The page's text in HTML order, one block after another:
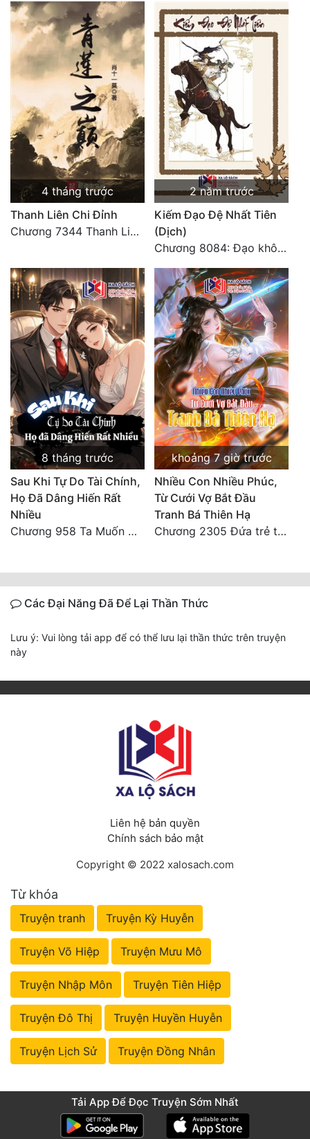
4 tháng trước
Thanh Liên Chi Đỉnh
Chương 7344 Thanh Liên đỉnh (Đại kết cục) (2) HẾT.
2 năm trước
Kiếm Đạo Đệ Nhất Tiên
(Dịch)
Chương 8084: Đạo không bờ bến (Đại kết cục) (10)
8 tháng trước
Sau Khi Tự Do Tài Chính,
Họ Đã Dâng Hiến Rất
Nhiều
Chương 958 Ta Muốn Cùng Các Cô Vĩnh Viễn Ở Bên Nhau (2) Hết
khoảng 7 giờ trước
Nhiều Con Nhiều Phúc,
Từ Cưới Vợ Bắt Đầu
Tranh Bá Thiên Hạ
Chương 2305 Đứa trẻ trong bụng Chu Du Du ra đời
Các Đại Năng Đã Để Lại Thần Thức
Lưu ý: Vui lòng tải app để có thể lưu lại thần thức trên truyện
này
Liên hệ bản quyền
Chính sách bảo mật
Copyright © 2022 xalosach.com
Từ khóa
Truyện tranh Truyện Kỳ Huyễn
Truyện Võ Hiệp Truyện Mưu Mô
Truyện Nhập Môn Truyện Tiên Hiệp
Truyện Đô Thị Truyện Huyền Huyễn
Truyện Lịch Sử Truyện Đồng Nhân
Tải App Để Đọc Truyện Sớm Nhất